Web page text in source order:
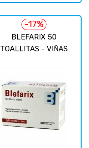
BLEFARIX 50
TOALLITAS - VIÑAS
-17%